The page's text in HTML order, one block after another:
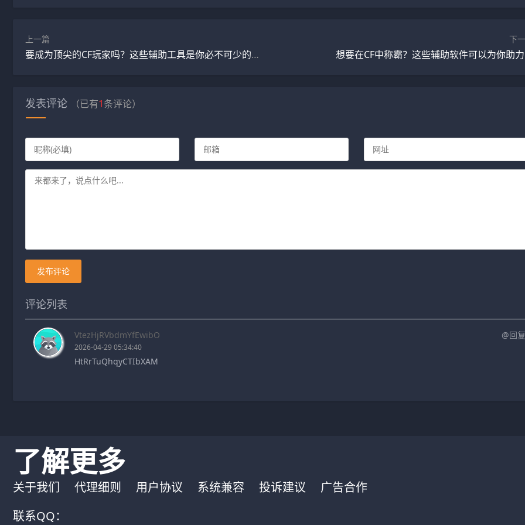
上一篇
要成为顶尖的CF玩家吗？这些辅助工具是你必不可少的助手！
下
想要在CF中称霸？这些辅助软件可以为你助
发表评论 （已有1条评论）
发布评论
评论列表
VtezHjRVbdmYfEwibO @回复
2026-04-29 05:34:40
HtRrTuQhqyCTIbXAM
了解更多
关于我们 代理细则 用户协议 系统兼容 投诉建议
广告合作
联系QQ：